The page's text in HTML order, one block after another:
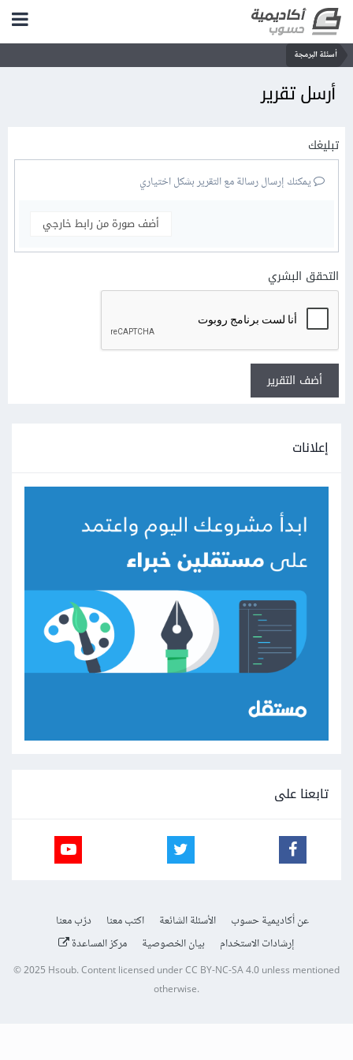
أسئلة البرمجة
أرسل تقرير
تبليغك
يمكنك إرسال رسالة مع التقرير بشكل اختياري
أضف صورة من رابط خارجي
التحقق البشري
أضف التقرير
إعلانات
تابعنا على
عن أكاديمية حسوب الأسئلة الشائعة اكتب معنا
درّب معنا
إرشادات الاستخدام
بيان الخصوصية مركز المساعدة
© 2025 Hsoub.Content licensed underCC BY-NC-SA 4.0unless mentioned
otherwise.